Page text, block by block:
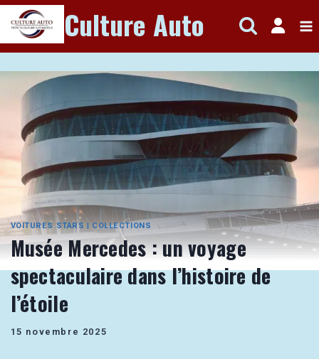
Aller
au
contenu
Culture Auto
VOITURES STARS | COLLECTIONS
Musée Mercedes : un voyage
spectaculaire dans l’histoire de
l’étoile
15 novembre 2025